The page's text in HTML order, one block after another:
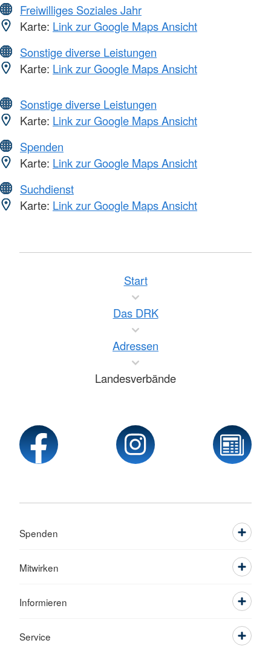
Freiwilliges Soziales Jahr
Karte: Link zur Google Maps Ansicht
Sonstige diverse Leistungen
Karte: Link zur Google Maps Ansicht
Sonstige diverse Leistungen
Karte: Link zur Google Maps Ansicht
Spenden
Karte: Link zur Google Maps Ansicht
Suchdienst
Karte: Link zur Google Maps Ansicht
Start
Das DRK
Adressen
Landesverbände
Spenden
Mitwirken
Informieren
Service